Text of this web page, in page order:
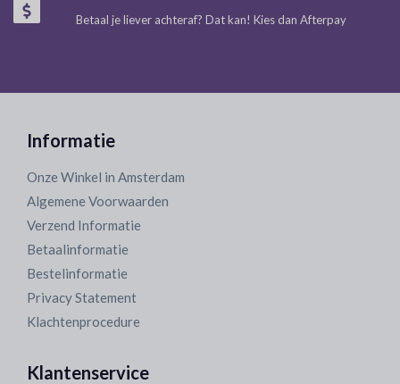
Betaal je liever achteraf? Dat kan! Kies dan Afterpay
Informatie
Onze Winkel in Amsterdam
Algemene Voorwaarden
Verzend Informatie
Betaalinformatie
Bestelinformatie
Privacy Statement
Klachtenprocedure
Klantenservice